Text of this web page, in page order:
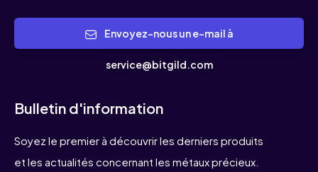
service@bitgild.com
Bulletin d'information
Soyez le premier à découvrir les derniers produits
et les actualités concernant les métaux précieux.